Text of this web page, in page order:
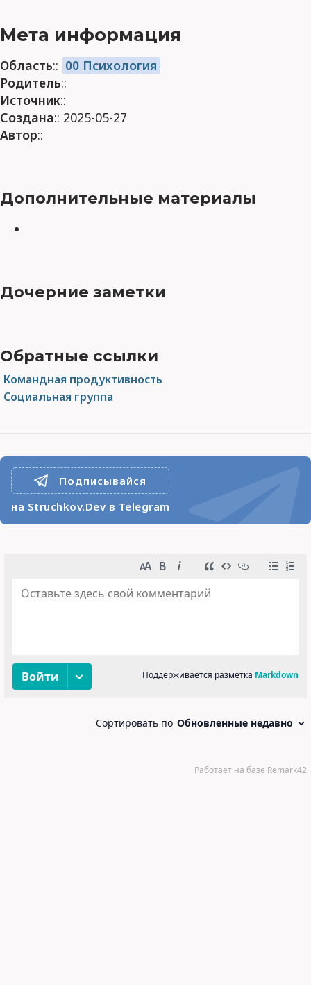
Мета информация
Область:: 00 Психология
Родитель::
Источник::
Создана:: 2025-05-27
Автор::
Дополнительные материалы
Дочерние заметки
Обратные ссылки
Командная продуктивность
Социальная группа
Подписывайся
на Struchkov.Dev в Telegram